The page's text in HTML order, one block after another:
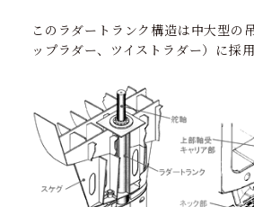
このラダートランク構造は中大型の
ップラダー、ツイストラダー）に採